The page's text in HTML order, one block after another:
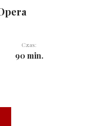
Czas:
90 min.